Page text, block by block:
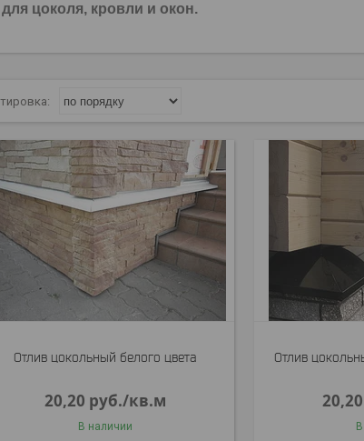
для цоколя, кровли и окон.
Отлив цокольный белого цвета
20,20 руб./кв.м
В наличии
Отлив
20,20